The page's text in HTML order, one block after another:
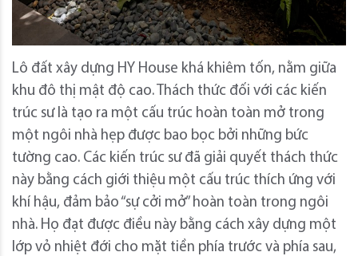
Lô đất xây dựng HY House khá khiêm tốn, nằm giữa
khu đô thị mật độ cao. Thách thức đối với các kiến ​​
trúc sư là tạo ra một cấu trúc hoàn toàn mở trong
một ngôi nhà hẹp được bao bọc bởi những bức
tường cao. Các kiến ​​trúc sư đã giải quyết thách thức
này bằng cách giới thiệu một cấu trúc thích ứng với
khí hậu, đảm bảo “sự cởi mở” hoàn toàn trong ngôi
nhà. Họ đạt được điều này bằng cách xây dựng một
lớp vỏ nhiệt đới cho mặt tiền phía trước và phía sau,